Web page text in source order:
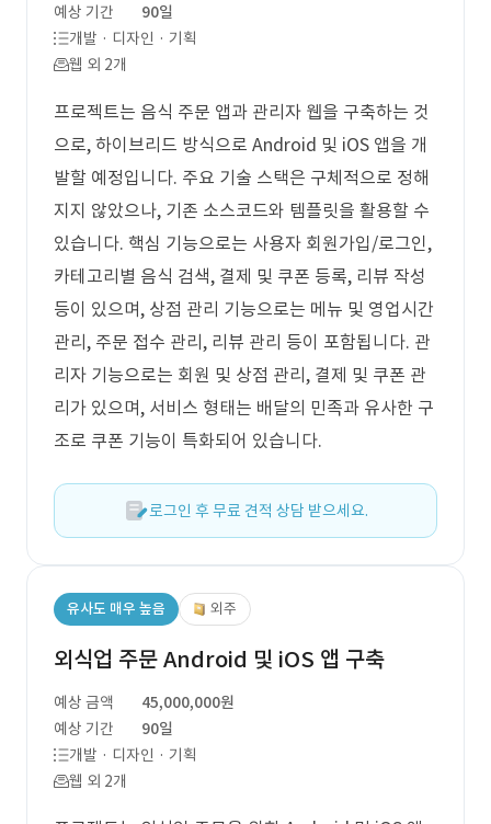
예상 기간
90일
개발 · 디자인 · 기획
웹 외 2개
프로젝트는 음식 주문 앱과 관리자 웹을 구축하는 것
으로, 하이브리드 방식으로 Android 및 iOS 앱을 개
발할 예정입니다. 주요 기술 스택은 구체적으로 정해
지지 않았으나, 기존 소스코드와 템플릿을 활용할 수
있습니다. 핵심 기능으로는 사용자 회원가입/로그인,
카테고리별 음식 검색, 결제 및 쿠폰 등록, 리뷰 작성
등이 있으며, 상점 관리 기능으로는 메뉴 및 영업시간
관리, 주문 접수 관리, 리뷰 관리 등이 포함됩니다. 관
리자 기능으로는 회원 및 상점 관리, 결제 및 쿠폰 관
리가 있으며, 서비스 형태는 배달의 민족과 유사한 구
조로 쿠폰 기능이 특화되어 있습니다.
로그인 후 무료 견적 상담 받으세요.
유사도 매우 높음 외주
외식업 주문 Android 및 iOS 앱 구축
예상 금액
45,000,000원
예상 기간
90일
개발 · 디자인 · 기획
웹 외 2개